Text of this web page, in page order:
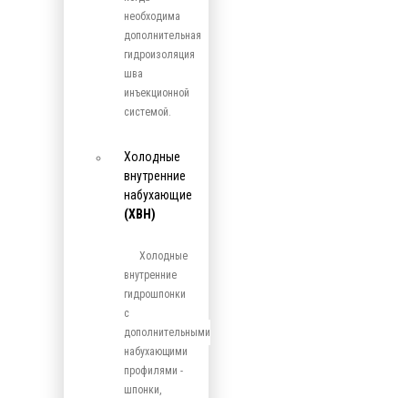
необходима
дополнительная
гидроизоляция
шва
инъекционной
системой.
Холодные
внутренние
набухающие
(ХВН)
Холодные
внутренние
гидрошпонки
с
дополнительными
набухающими
профилями -
шпонки,